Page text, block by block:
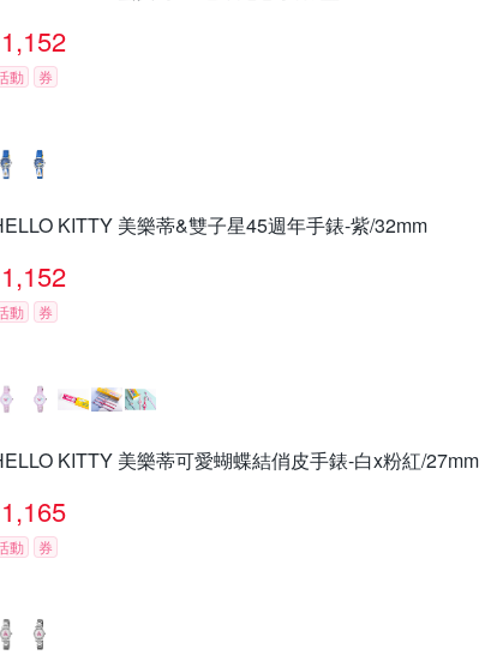
1,152
動 券
KITTY 美樂蒂&雙子星45週年手錶-紫/32mm
1,152
動 券
KITTY 美樂蒂可愛蝴蝶結俏皮手錶-白x粉紅/27mm
1,165
動 券